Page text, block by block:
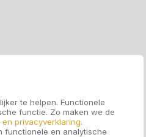
te helpen. Functionele
functie. Zo maken we de
privacyverklaring.
functionele en analytische